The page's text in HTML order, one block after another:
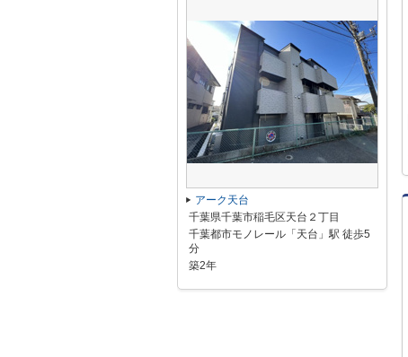
アーク天台
千葉県千葉市稲毛区天台２丁目
千葉都市モノレール「天台」駅 徒歩5
分
築2年